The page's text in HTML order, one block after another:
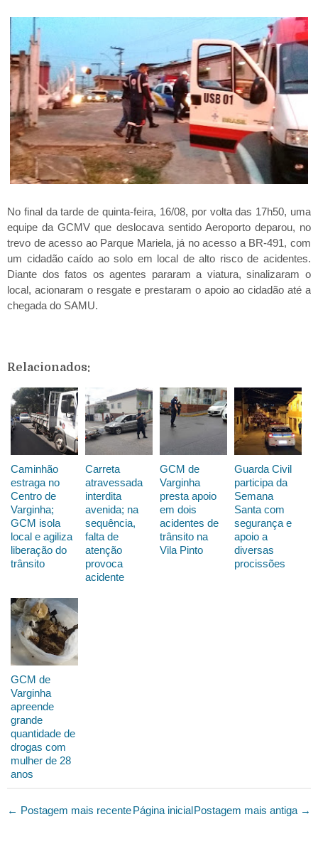
No final da tarde de quinta-feira, 16/08, por volta das 17h50, uma
equipe da GCMV que deslocava sentido Aeroporto deparou, no
trevo de acesso ao Parque Mariela, já no acesso a BR-491, com
um cidadão caído ao solo em local de alto risco de acidentes.
Diante dos fatos os agentes pararam a viatura, sinalizaram o
local, acionaram o resgate e prestaram o apoio ao cidadão até a
chegada do SAMU.
Relacionados:
Caminhão
estraga no
Centro de
Varginha;
GCM isola
local e agiliza
liberação do
trânsito
Carreta
atravessada
interdita
avenida; na
sequência,
falta de
atenção
provoca
acidente
GCM de
Varginha
presta apoio
em dois
acidentes de
trânsito na
Vila Pinto
Guarda Civil
participa da
Semana
Santa com
segurança e
apoio a
diversas
procissões
GCM de
Varginha
apreende
grande
quantidade de
drogas com
mulher de 28
anos
← Postagem mais recente Postagem mais antiga →
Página inicial